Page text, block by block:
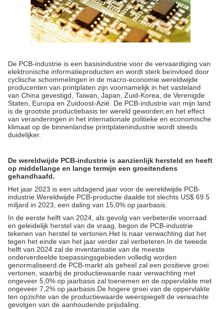
De PCB-industrie is een basisindustrie voor de vervaardiging van
elektronische informatieproducten en wordt sterk beïnvloed door
cyclische schommelingen in de macro-economie.wereldwijde
producenten van printplaten zijn voornamelijk in het vasteland
van China gevestigd, Taiwan, Japan, Zuid-Korea, de Verenigde
Staten, Europa en Zuidoost-Azië. De PCB-industrie van mijn land
is de grootste productiebasis ter wereld geworden,en het effect
van veranderingen in het internationale politieke en economische
klimaat op de binnenlandse printplatenindustrie wordt steeds
duidelijker.
De wereldwijde PCB-industrie is aanzienlijk hersteld en heeft
op middellange en lange termijn een groeitendens
gehandhaafd.
Het jaar 2023 is een uitdagend jaar voor de wereldwijde PCB-
industrie.Wereldwijde PCB-productie daalde tot slechts US$ 69.5
miljard in 2023, een daling van 15,0% op jaarbasis.
In de eerste helft van 2024, als gevolg van verbeterde voorraad
en geleidelijk herstel van de vraag, begon de PCB-industrie
tekenen van herstel te vertonen.Het is naar verwachting dat het
tegen het einde van het jaar verder zal verbeteren.In de tweede
helft van 2024 zal de inventarisatie van de meeste
onderverdeelde toepassingsgebieden volledig worden
genormaliseerd.de PCB-markt als geheel zal een positieve groei
vertonen, waarbij de productiewaarde naar verwachting met
ongeveer 5,0% op jaarbasis zal toenemen en de oppervlakte met
ongeveer 7,2% op jaarbasis.De hogere groei van de oppervlakte
ten opzichte van de productiewaarde weerspiegelt de verwachte
gevolgen van de aanhoudende prijsdaling.